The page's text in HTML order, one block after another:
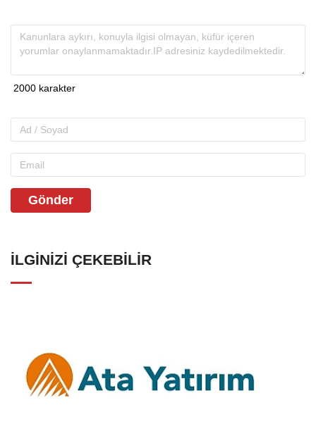
Gönder
İLGINIZI ÇEKEBILIR